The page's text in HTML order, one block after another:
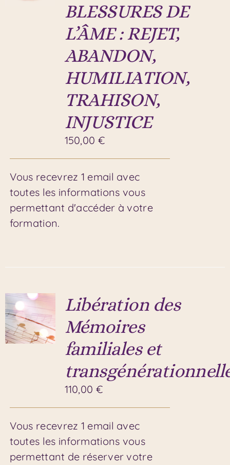
BLESSURES DE
L’ÂME : REJET,
ABANDON,
HUMILIATION,
TRAHISON,
INJUSTICE
150,00 €
Vous recevrez 1 email avec
toutes les informations vous
permettant d'accéder à votre
formation.
Libération des
Mémoires
familiales et
110,00 €
Vous recevrez 1 email avec
toutes les informations vous
permettant de réserver votre